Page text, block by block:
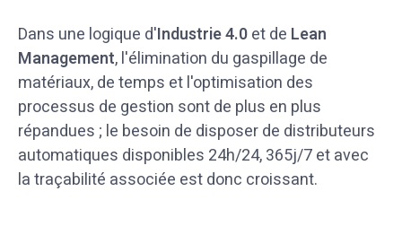
Dans une logique d'Industrie 4.0et de Lean
Management, l'élimination du gaspillage de
matériaux, de temps et l'optimisation des
processus de gestion sont de plus en plus
répandues ; le besoin de disposer de distributeurs
automatiques disponibles 24h/24, 365j/7 et avec
la traçabilité associée est donc croissant.